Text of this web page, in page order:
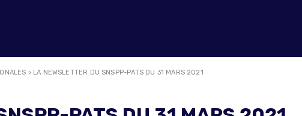
> LA NEWSLETTER DU SNSPP-PATS DU 31 MARS 2021